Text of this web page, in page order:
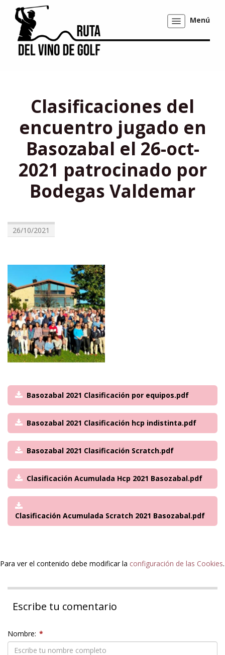
Mostrar/ocultar
navegación
Menú
Clasificaciones del
encuentro jugado en
Basozabal el 26-oct-
2021 patrocinado por
Bodegas Valdemar
26/10/2021
Basozabal 2021 Clasificación por equipos.pdf
Basozabal 2021 Clasificación hcp indistinta.pdf
Basozabal 2021 Clasificación Scratch.pdf
Clasificación Acumulada Hcp 2021 Basozabal.pdf
Clasificación Acumulada Scratch 2021 Basozabal.pdf
Para ver el contenido debe modificar la configuración de las Cookies.
Escribe tu comentario
Nombre: *